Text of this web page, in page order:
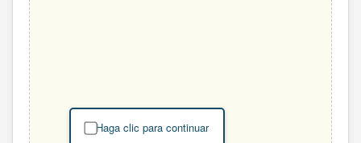
Haga clic para continuar